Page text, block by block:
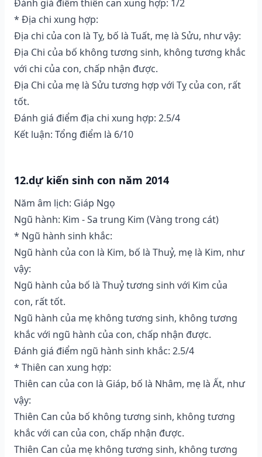
Đánh giá điểm thiên can xung hợp: 1/2
* Địa chi xung hợp:
Địa chi của con là Tỵ, bố là Tuất, mẹ là Sửu, như vậy:
Địa Chi của bố không tương sinh, không tương khắc
với chi của con, chấp nhận được.
Địa Chi của mẹ là Sửu tương hợp với Tỵ của con, rất
tốt.
Đánh giá điểm địa chi xung hợp: 2.5/4
Kết luận: Tổng điểm là 6/10
12.dự kiến sinh con năm 2014
Năm âm lịch: Giáp Ngọ
Ngũ hành: Kim - Sa trung Kim (Vàng trong cát)
* Ngũ hành sinh khắc:
Ngũ hành của con là Kim, bố là Thuỷ, mẹ là Kim, như
vậy:
Ngũ hành của bố là Thuỷ tương sinh với Kim của
con, rất tốt.
Ngũ hành của mẹ không tương sinh, không tương
khắc với ngũ hành của con, chấp nhận được.
Đánh giá điểm ngũ hành sinh khắc: 2.5/4
* Thiên can xung hợp:
Thiên can của con là Giáp, bố là Nhâm, mẹ là Ất, như
vậy:
Thiên Can của bố không tương sinh, không tương
khắc với can của con, chấp nhận được.
Thiên Can của mẹ không tương sinh, không tương